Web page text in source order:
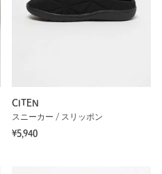
CITEN
スニーカー / スリッポン
¥5,940